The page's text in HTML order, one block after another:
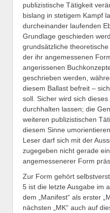
publizistische Tätigkeit
bislang in stetigem Kampf
durcheinander laufenden
Grundlage geschieden
grundsätzliche
der ihr angemessenen
angerissenen
geschrieben werden,
diesem Ballast befreit –
soll. Sicher wird sich
durchhalten lassen; die
weiteren publizistischen
diesem Sinne
Leser darf sich mit der
zugegeben nicht gerade
angemessenerer Form
Zur Form gehört
5 ist die letzte Ausgabe im
dem „Manifest“ als erster
nächsten „MK“ auch auf